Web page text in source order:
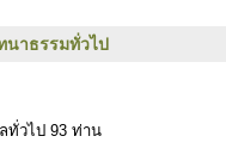
นาธรรมทั่วไป
ทั่วไป 93 ท่าน